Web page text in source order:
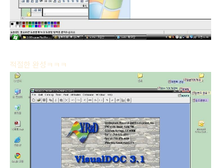
적절한 완성ㅋㅋㅋ